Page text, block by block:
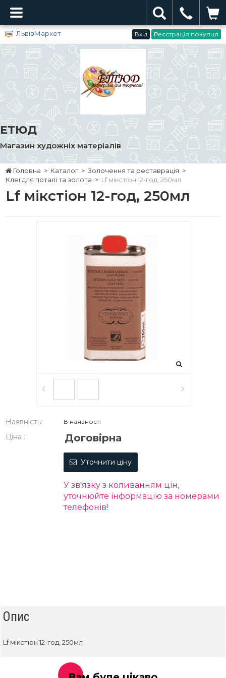
Вхід Реєстрація покупця
ЛьвівМаркет
ЕТЮД
Магазин художніх матеріалів
Головна > Каталог > Золочення та реставрація >
Клеї для поталі та золота > Lf мікстіон 12-год, 250мл
Lf мікстіон 12-год, 250мл
Наявність: В наявності
Ціна : Договірна
Уточнити ціну
У зв'язку з коливанням цін,
уточнюйте інформацію за номерами
телефонів!
Опис
Lf мікстіон 12-год, 250мл